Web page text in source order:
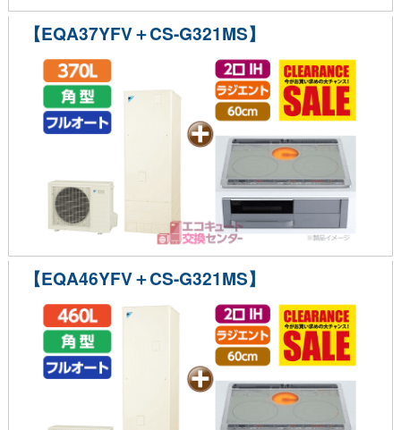
【EQA37YFV＋CS-G321MS】
【EQA46YFV＋CS-G321MS】